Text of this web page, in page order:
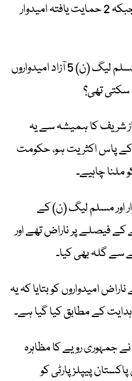
نشستوں پر کامیابی حاصل کی جبکہ 2 حمایت یافتہ امیدوار
رانا ثنااللہ نے سوال اٹھایا کہ کیا مسلم لیگ (ن) 5 آزاد امیدواروں
سکتی تھی؟
شریف کا ہمیشہ سے یہ
پاس اکثریت ہو، حکومت
چاہیے۔
اور مسلم لیگ (ن) کے
کے فیصلے پر ناراض تھے اور
سے گلہ بھی کیا۔
امیدواروں کو بتایا کہ یہ
کے مطابق کیا گیا ہے۔
جمہوری رویے کا مظاہرہ
پیپلز پارٹی کو